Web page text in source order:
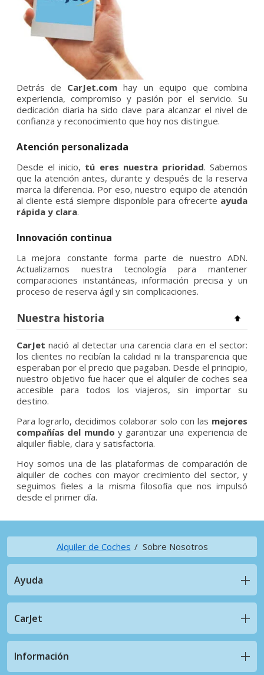
Detrás de CarJet.com hay un equipo que combina
experiencia, compromiso y pasión por el servicio. Su
dedicación diaria ha sido clave para alcanzar el nivel de
confianza y reconocimiento que hoy nos distingue.
Atención personalizada
Desde el inicio, tú eres nuestra prioridad. Sabemos
que la atención antes, durante y después de la reserva
marca la diferencia. Por eso, nuestro equipo de atención
al cliente está siempre disponible para ofrecerte ayuda
rápida y clara.
Innovación continua
La mejora constante forma parte de nuestro ADN.
Actualizamos nuestra tecnología para mantener
comparaciones instantáneas, información precisa y un
proceso de reserva ágil y sin complicaciones.
Nuestra historia
CarJet nació al detectar una carencia clara en el sector:
los clientes no recibían la calidad ni la transparencia que
esperaban por el precio que pagaban. Desde el principio,
nuestro objetivo fue hacer que el alquiler de coches sea
accesible para todos los viajeros, sin importar su
destino.
Para lograrlo, decidimos colaborar solo con las mejores
compañías del mundo y garantizar una experiencia de
alquiler fiable, clara y satisfactoria.
Hoy somos una de las plataformas de comparación de
alquiler de coches con mayor crecimiento del sector, y
seguimos fieles a la misma filosofía que nos impulsó
desde el primer día.
Alquiler de Coches Sobre Nosotros
Ayuda
CarJet
Información